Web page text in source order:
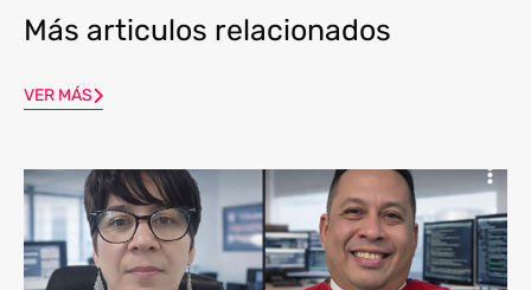
Más articulos relacionados
VER MÁS